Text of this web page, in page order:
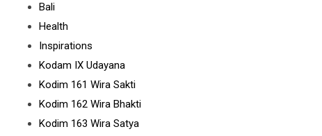
Bali
Health
Inspirations
Kodam IX Udayana
Kodim 161 Wira Sakti
Kodim 162 Wira Bhakti
Kodim 163 Wira Satya